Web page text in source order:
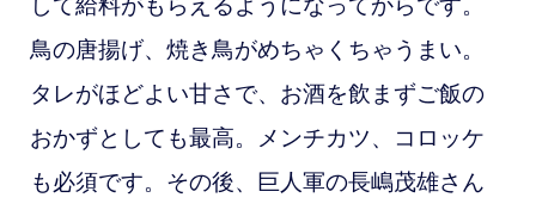
して給料がもらえるようになってからです。
鳥の唐揚げ、焼き鳥がめちゃくちゃうまい。
タレがほどよい甘さで、お酒を飲まずご飯の
おかずとしても最高。メンチカツ、コロッケ
も必須です。その後、巨人軍の長嶋茂雄さん